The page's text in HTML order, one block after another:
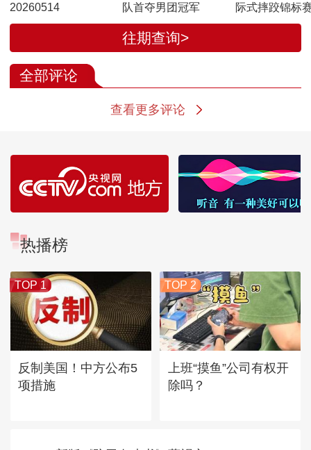
20260514
队首夺男团冠军
际式摔跤锦标
州开赛
往期查询>
全部评论
查看更多评论
热播榜
TOP 1
反制美国！中方公布5
项措施
TOP 2
上班“摸鱼”公司有权开
除吗？